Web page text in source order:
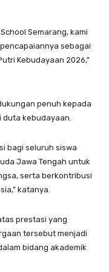
Semarang, kami
sebagai
Kebudayaan 2026,”
penuh kepada
duta kebudayaan.
bagi seluruh siswa
Jawa Tengah untuk
serta berkontribusi
katanya.
prestasi yang
tersebut menjadi
bidang akademik